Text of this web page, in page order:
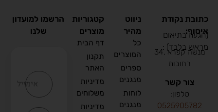
כתובת נקודת
איסוף:
(הגעה בתיאום
מראש בלבד) :
מנשה קפרא ,34
רחובות
צור קשר
טלפון:
0525905782
ניווט
מהיר
כל
המוצרים
ספרים
מנגנים
לוחות
מנגנים
קטגוריות
מוצרים
דף הבית
תקנון
האתר
מדיניות
משלוחים
מדיניות
הרשמו למועדון
שלנו
אימייל